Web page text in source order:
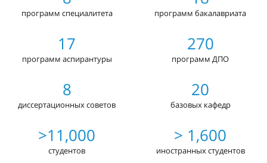
программ специалитета программ бакалавриата
17
программ аспирантуры
270
программ ДПО
8
диссертационных советов
20
базовых кафедр
>11,000
студентов
> 1,600
иностранных студентов